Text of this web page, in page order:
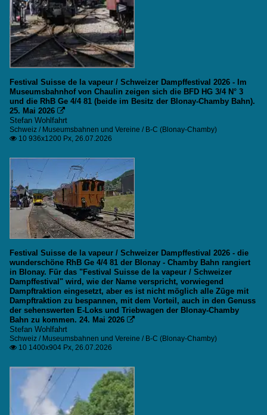
Verschiedene
Unternehmen
CEV
2010
2011
2012
2013
2014
2015
2016
2017
2019
2020
2020
2021
2022
2023
2024
2025
2026
Festival Suisse de la vapeur / Schweizer Dampffestival 2026 - Im
Museumsbahnhof von Chaulin zeigen sich die BFD HG 3/4 N° 3
und die RhB Ge 4/4 81 (beide im Besitz der Blonay-Chamby Bahn).
25. Mai 2026 
Stefan Wohlfahrt
Schweiz / Museumsbahnen und Vereine / B-C (Blonay-Chamby)
 10 936x1200 Px, 26.07.2026
Festival Suisse de la vapeur / Schweizer Dampffestival 2026 - die
wunderschöne RhB Ge 4/4 81 der Blonay - Chamby Bahn rangiert
in Blonay. Für das "Festival Suisse de la vapeur / Schweizer
Dampffestival" wird, wie der Name verspricht, vorwiegend
Dampftraktion eingesetzt, aber es ist nicht möglich alle Züge mit
Dampftraktion zu bespannen, mit dem Vorteil, auch in den Genuss
der sehenswerten E-Loks und Triebwagen der Blonay-Chamby
Bahn zu kommen. 24. Mai 2026 
Stefan Wohlfahrt
Schweiz / Museumsbahnen und Vereine / B-C (Blonay-Chamby)
 10 1400x904 Px, 26.07.2026